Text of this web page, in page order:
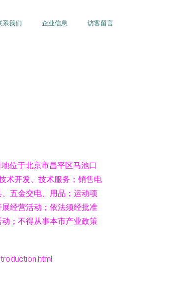
系我们 企业信息 访客留言
位于北京市昌平区马池口
术开发、技术服务；销售电
五金交电、用品；运动项
经营活动；依法须经批准
；不得从事本市产业政策